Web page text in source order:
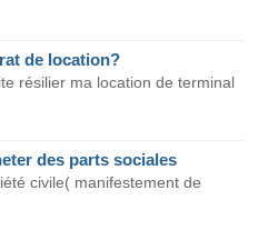
de location?
résilier ma location de terminal
des parts sociales
civile( manifestement de